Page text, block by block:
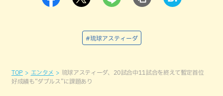
#琉球アスティーダ
TOP エンタメ
琉球アスティーダ、20試合中11試合を終えて暫定首位
好成績も“ダブルス”に課題あり